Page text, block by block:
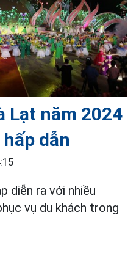
Lạt năm 2024
dẫn
diễn ra với nhiều
vụ du khách trong